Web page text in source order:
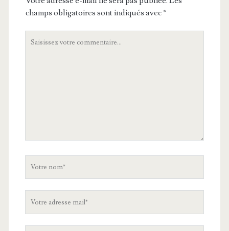
champs obligatoires sont indiqués avec*